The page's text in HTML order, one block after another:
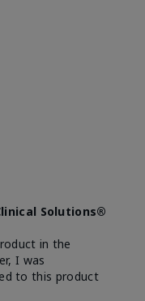
Solutions®
in the
I was
to this product